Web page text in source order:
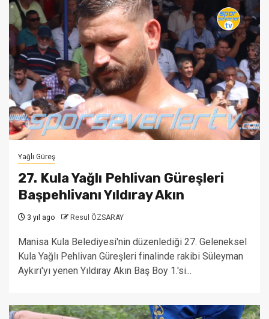
Yağlı Güreş
27. Kula Yağlı Pehlivan Güreşleri
Başpehlivanı Yıldıray Akın
3 yıl ago Resul ÖZSARAY
Manisa Kula Belediyesi'nin düzenlediği 27. Geleneksel
Kula Yağlı Pehlivan Güreşleri finalinde rakibi Süleyman
Aykırı'yı yenen Yıldıray Akın Baş Boy 1.'si...